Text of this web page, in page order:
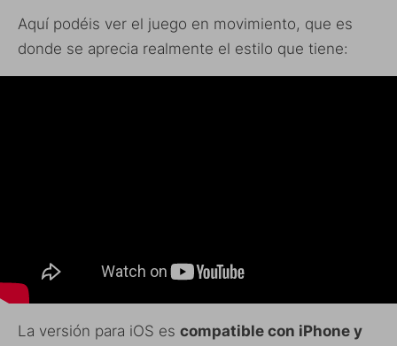
Aquí podéis ver el juego en movimiento, que es
donde se aprecia realmente el estilo que tiene:
La versión para iOS es compatible con iPhone y